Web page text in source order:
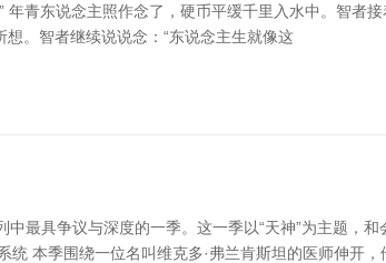
青东说念主照作念了，硬币平缓千里入水中。智者
。智者继续说说念：“东说念主生就像这
最具争议与深度的一季。这一季以“天神”为主题，
本季围绕一位名叫维克多·弗兰肯斯坦的医师伸开